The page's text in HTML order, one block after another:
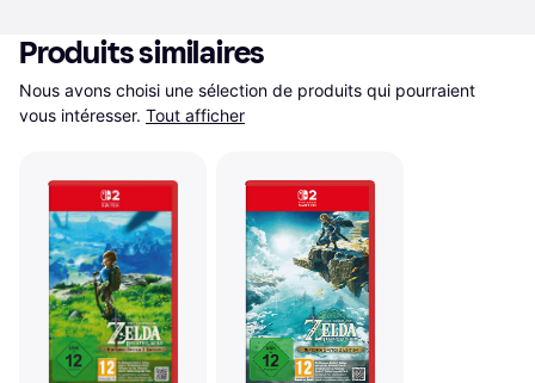
Produits similaires
Nous avons choisi une sélection de produits qui pourraient
vous intéresser. Tout afficher